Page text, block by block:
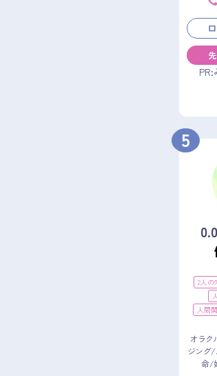
5
0.0
2人の
人間関
オラク
ジング
命/